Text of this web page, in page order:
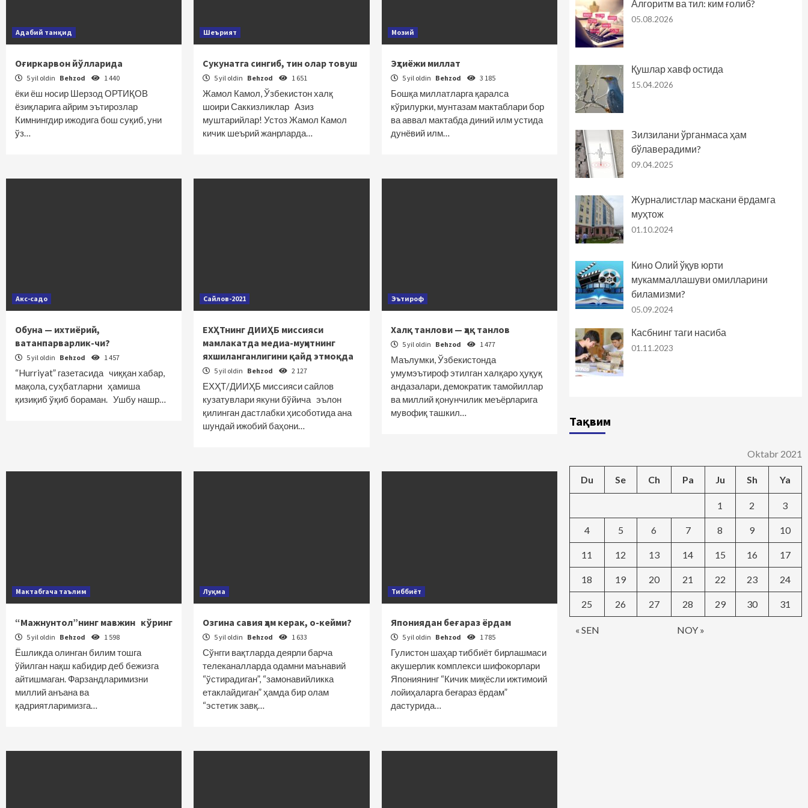
Адабий танқид
Оғиркарвон йўлларида
5 yil oldin Behzod 1 440
ёки ёш носир Шерзод ОРТИҚОВ
ёзиқларига айрим эътирозлар
Кимнингдир ижодига бош суқиб, уни
ўз…
Шеърият
Сукунатга сингиб, тин олар товуш
5 yil oldin Behzod 1 651
Жамол Камол, Ўзбекистон халқ
шоири Саккизликлар Азиз
муштарийлар! Устоз Жамол Камол
кичик шеърий жанрларда…
Мозий
Эҳтиёжи миллат
5 yil oldin Behzod 3 185
Бошқа миллатларга қаралса
кўрилурки, мунтазам мактаблари бор
ва аввал мактабда диний илм устида
дунёвий илм…
Акс-садо
Обуна — ихтиёрий,
ватанпарварлик-чи?
5 yil oldin Behzod 1 457
“Hurriyat” газетасида чиққан хабар,
мақола, суҳбатларни ҳамиша
қизиқиб ўқиб бораман. Ушбу нашр…
Сайлов-2021
ЕХҲТнинг ДИИҲБ миссияси
мамлакатда медиа-муҳитнинг
яхшиланганлигини қайд этмоқда
5 yil oldin Behzod 2 127
ЕХҲТ/ДИИҲБ миссияси сайлов
кузатувлари якуни бўйича эълон
қилинган дастлабки ҳисоботида ана
шундай ижобий баҳони…
Эътироф
Халқ танлови — ҳақ танлов
5 yil oldin Behzod 1 477
Маълумки, Ўзбекистонда
умумэътироф этилган халқаро ҳуқуқ
андазалари, демократик тамойиллар
ва миллий қонунчилик меъёрларига
мувофиқ ташкил…
Мактабгача таълим
“Мажнунтол”нинг мавжин кўринг
5 yil oldin Behzod 1 598
Ёшликда олинган билим тошга
ўйилган нақш кабидир деб бежизга
айтишмаган. Фарзандларимизни
миллий анъана ва
қадриятларимизга…
Луқма
Озгина савия ҳам керак, о-кейми?
5 yil oldin Behzod 1 633
Сўнгги вақтларда деярли барча
телеканалларда одамни маънавий
“ўстирадиган”, “замонавийликка
етаклайдиган” ҳамда бир олам
“эстетик завқ…
Тиббиёт
Япониядан беғараз ёрдам
5 yil oldin Behzod 1 785
Гулистон шаҳар тиббиёт бирлашмаси
акушерлик комплекси шифокорлари
Япониянинг “Кичик миқёсли ижтимоий
лойиҳаларга беғараз ёрдам”
дастурида…
Алгоритм ва тил: ким ғолиб?
05.08.2026
Қушлар хавф остида
15.04.2026
Зилзилани ўрганмаса ҳам
бўлаверадими?
09.04.2025
Журналистлар маскани ёрдамга
муҳтож
01.10.2024
Кино Олий ўқув юрти
мукаммаллашуви омилларини
биламизми?
05.09.2024
Касбнинг таги насиба
01.11.2023
Тақвим
Oktabr 2021
Du Se Ch Pa Ju Sh Ya
« SEN NOY »
1 2 3
4 5 6 7 8 9 10
11 12 13 14 15 16 17
18 19 20 21 22 23 24
25 26 27 28 29 30 31